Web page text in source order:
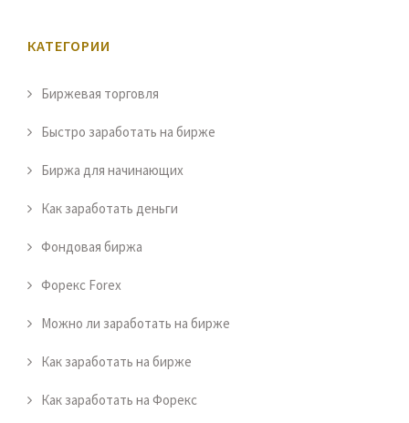
КАТЕГОРИИ
Биржевая торговля
Быстро заработать на бирже
Биржа для начинающих
Как заработать деньги
Фондовая биржа
Форекс Forex
Можно ли заработать на бирже
Как заработать на бирже
Как заработать на Форекс